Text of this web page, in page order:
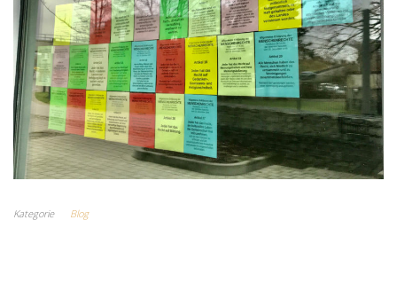
Kategorie Blog